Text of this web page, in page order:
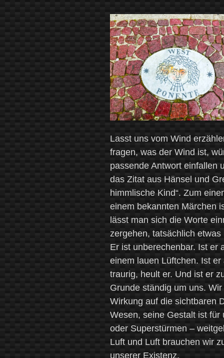
Lasst uns vom Wind
fragen, was der Wind ist,
passende Antwort einfallen
das Zitat aus Hänsel und
himmlische Kind“. Zum
einem bekannten Märchen
lässt man sich die Worte
zergehen, tatsächlich
Er ist unberechenbar. Ist er
einem lauen Lüftchen. Ist
traurig, heult er. Und ist er
Grunde ständig um uns.
Wirkung auf die sichtbaren
Wesen, seine Gestalt ist für
oder Superstürmen –
Luft und Luft brauchen wir
unserer Existenz.